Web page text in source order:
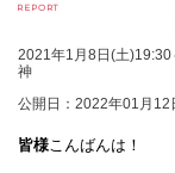
REPORT
2021年1月8日(土)19:30
神
公開日：2022年01月12
皆様こんばんは！